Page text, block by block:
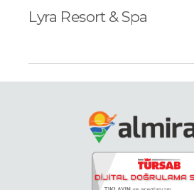
Lyra Resort & Spa